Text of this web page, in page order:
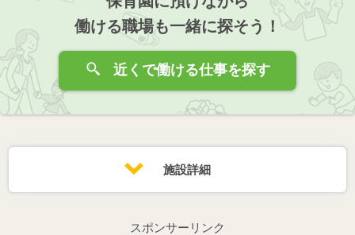
働ける職場も一緒に探そう！
近くで働ける仕事を探す
施設詳細
スポンサーリンク